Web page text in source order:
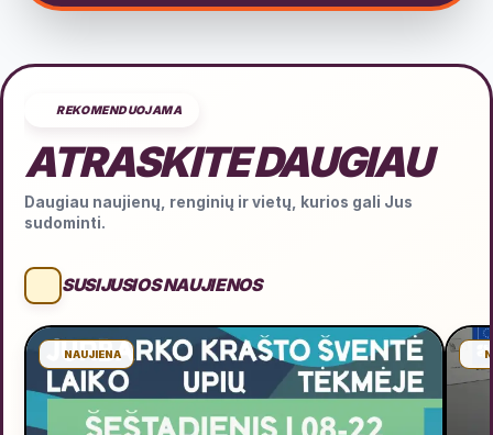
REKOMENDUOJAMA
ATRASKITE DAUGIAU
Daugiau naujienų, renginių ir vietų, kurios gali Jus
sudominti.
SUSIJUSIOS NAUJIENOS
NAUJIENA